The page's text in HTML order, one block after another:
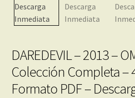
Mi cuenta
DAREDEVIL – 2013 –
Colección Completa –
Formato PDF –